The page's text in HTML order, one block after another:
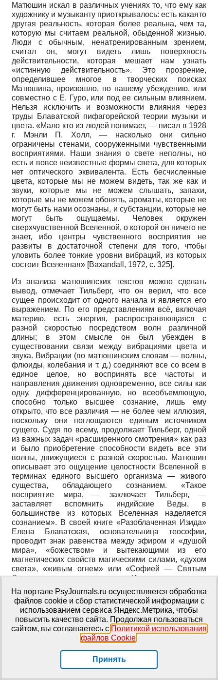
Матюшин искал в различных учениях то, что ему как
художнику и музыканту приоткрывалось: есть какаято
другая реальность, которая более реальна, чем та,
которую мы считаем реальной, обыденной жизнью.
Люди с обычным, ненатренированным зрением,
считал он, могут видеть лишь поверхность
действительности, которая мешает нам узнать
«истинную действительность». Это прозрение,
определившее многое в творческих поисках
Матюшина, произошло, по нашему убеждению, или
совместно с Е. Гуро, или под ее сильным влиянием.
Нельзя исключить и возможности влияния через
труды Блаватской пифагорейской теории музыки и
цвета. «Мало кто из людей понимает, — писал в 1928
г. Мэнли П. Холл, — насколько они сильно
ограничены стенами, сооруженными чувственными
восприятиями. Наши знания о свете неполны, но
есть и вовсе неизвестные формы света, для которых
нет оптического эквивалента. Есть бесчисленные
цвета, которые мы не можем видеть, так же как и
звуки, которые мы не можем слышать, запахи,
которые мы не можем обонять, ароматы, которые не
могут быть нами осознаны, и субстанции, которые не
могут быть ощущаемы. Человек окружен
сверхчувственной Вселенной, о которой он ничего не
знает, ибо центры чувственного восприятия не
развиты в достаточной степени для того, чтобы
уловить более тонкие уровни вибраций, из которых
состоит Вселенная» [Baxandall, 1972, с. 325].
Из анализа матюшинских текстов можно сделать
вывод, отмечает Тильберг, что он верил, что все
сущее происходит от одного начала и является его
выражением. По его представлениям всё, включая
материю, есть энергия, распространяющаяся с
разной скоростью посредством волн различной
длины; в этом смысле он был убежден в
существовании связи между вибрациями цвета и
звука. Вибрации (по матюшинским словам — волны,
флюиды, колебания и т. д.) соединяют все со всем в
единое целое, но воспринять все частоты и
направления движения одновременно, все силы как
одну, дифференцированную, но всеобъемлющую,
способно только высшее сознание, лишь ему
открыто, что все различия — не более чем иллюзия,
поскольку они поглощаются единым источником
сущего. Судя по всему, продолжает Тильберг, одной
из важных задач «расширенного смотрения» как раз
и было приобретение способности видеть все эти
волны, движущиеся с разной скоростью. Матюшин
описывает это ощущение целостности Вселенной в
терминах единого высшего организма — живого
существа, обладающего сознанием. «Такое
восприятие мира, — заключает Тильберг, —
заставляет вспомнить индийские Веды, в
большинстве из которых Вселенная наделяется
сознанием». В своей книге «Разоблаченная Изида»
Елена Блаватская, основательница теософии,
проводит знак равенства между эфиром и «душой
мира», «божеством» и вытекающими из его
магнетических свойств магическими силами, «духом
света», «живым огнем» или «Софией — Святым
Духом как женским началом». Именно здесь вода
становится «медовой росой» скандинавских Эдд и
рождает «звездный свет»[Успенский, 2008, с. 260].
Далее дается ссылка на труд Блаватской и
поясняется — «Душа Мира» (anima mundi),
олицетворенная Земля как живой
саморегулирующийся организм. И вывод Тильберг:
«несмотря на привлекательность этой картины, у
Матюшина было свое представление о новой, живой
Вселенной. Это было почти чувственным
впечатлением слиянности «Я» со Вселенной» [там
На портале PsyJournals.ru осуществляется обработка
файлов cookie и сбор статистической информации с
использованием сервиса Яндекс.Метрика, чтобы
повысить качество сайта. Продолжая пользоваться
сайтом, вы соглашаетесь с Политикой использования
файлов Cookie.
Принять